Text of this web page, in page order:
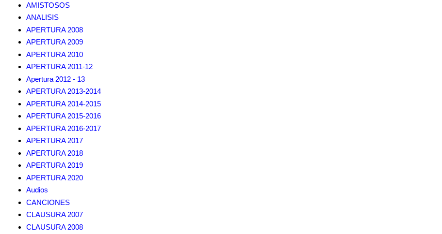
AMISTOSOS
ANALISIS
APERTURA 2008
APERTURA 2009
APERTURA 2010
APERTURA 2011-12
Apertura 2012 - 13
APERTURA 2013-2014
APERTURA 2014-2015
APERTURA 2015-2016
APERTURA 2016-2017
APERTURA 2017
APERTURA 2018
APERTURA 2019
APERTURA 2020
Audios
CANCIONES
CLAUSURA 2007
CLAUSURA 2008